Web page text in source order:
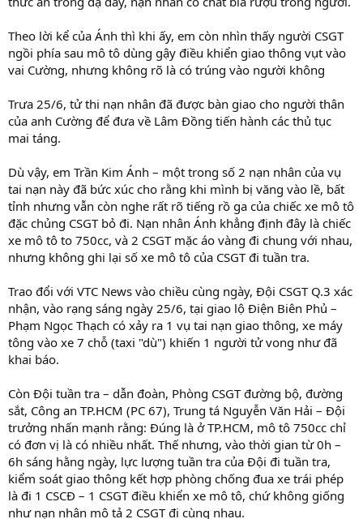
Theo lời kể của Ánh thì khi ấy, em còn nhìn thấy người CSGT
ngồi phía sau mô tô dùng gậy điều khiển giao thông vụt vào
vai Cường, nhưng không rõ là có trúng vào người không
Trưa 25/6, tử thi nạn nhân đã được bàn giao cho người thân
của anh Cường để đưa về Lâm Đồng tiến hành các thủ tục
mai táng.
Dù vậy, em Trần Kim Ánh – một trong số 2 nạn nhân của vụ
tai nạn này đã bức xúc cho rằng khi mình bị văng vào lề, bất
tỉnh nhưng vẫn còn nghe rất rõ tiếng rồ ga của chiếc xe mô tô
đặc chủng CSGT bỏ đi. Nạn nhân Ánh khẳng định đây là chiếc
xe mô tô to 750cc, và 2 CSGT mặc áo vàng đi chung với nhau,
nhưng không ghi lại số xe mô tô của CSGT đi tuần tra.
Trao đổi với VTC News vào chiều cùng ngày, Đội CSGT Q.3 xác
nhận, vào rạng sáng ngày 25/6, tại giao lộ Điện Biên Phủ –
Phạm Ngọc Thạch có xảy ra 1 vụ tai nạn giao thông, xe máy
tông vào xe 7 chỗ (taxi "dù") khiến 1 người tử vong như đã
khai báo.
Còn Đội tuần tra – dẫn đoàn, Phòng CSGT đường bộ, đường
sắt, Công an TP.HCM (PC 67), Trung tá Nguyễn Văn Hải – Đội
trưởng nhấn mạnh rằng: Đúng là ở TP.HCM, mô tô 750cc chỉ
có đơn vị là có nhiều nhất. Thế nhưng, vào thời gian từ 0h –
6h sáng hằng ngày, lực lượng tuần tra của Đội đi tuần tra,
kiểm soát giao thông kết hợp phòng chống đua xe trái phép
là đi 1 CSCĐ – 1 CSGT điều khiển xe mô tô, chứ không giống
như nạn nhân mô tả 2 CSGT đi cùng nhau.